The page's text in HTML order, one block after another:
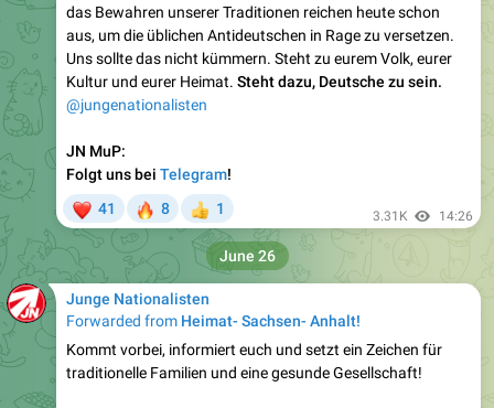
Uns sollte das nicht kümmern. Steht zu eurem Volk, eurer
Kultur und eurer Heimat.Steht dazu, Deutsche zu sein.
@jungenationalisten
JN MuP:
41
👍
Junge Nationalisten
Forwarded from Heimat- Sachsen- Anhalt!
Kommt vorbei, informiert euch und setzt ein Zeichen für
traditionelle Familien und eine gesunde Gesellschaft!
@HeimatSachsenAnhalt
June 26